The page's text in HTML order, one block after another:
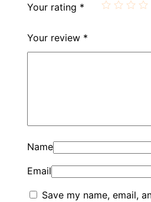
Your rating *
Your review *
Name
Email
Save my name, email,